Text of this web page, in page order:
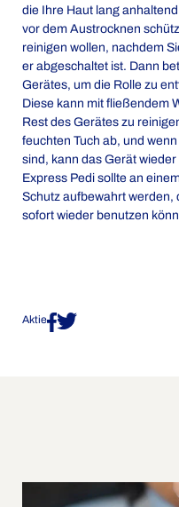
die Ihre Haut lang
vor dem Austrocknen
reinigen wollen, nachdem
er abgeschaltet ist. Dann
Gerätes, um die Rolle zu
Diese kann mit fließendem
Rest des Gerätes zu
feuchten Tuch ab, und
sind, kann das Gerät
Express Pedi sollte an
Schutz aufbewahrt werden,
sofort wieder benutzen
Aktie